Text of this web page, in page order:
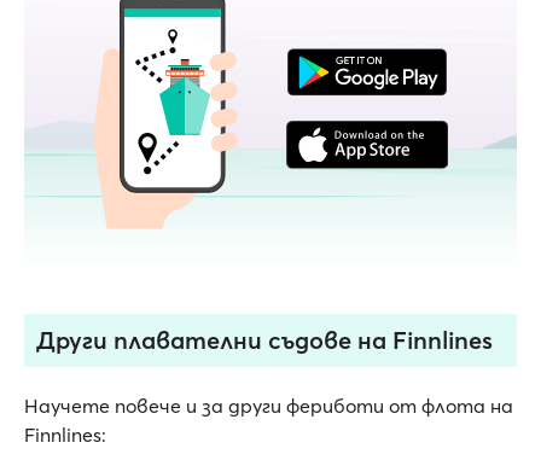
Други плавателни съдове на Finnlines
Научете повече и за други фериботи от флота на
Finnlines: